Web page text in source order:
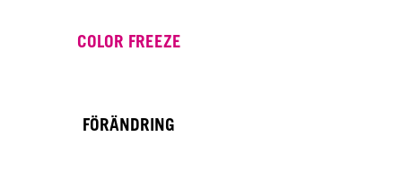
COLOR FREEZE
FÖRÄNDRING